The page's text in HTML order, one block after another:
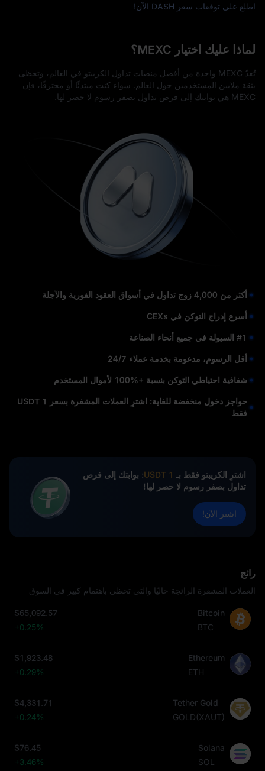
اطلع على توقعات سعر DASH الآن!
لماذا عليك اختيار MEXC؟
تُعدّ MEXC واحدة من أفضل منصات تداول الكريبتو في العالم، وتحظى
بثقة ملايين المستخدمين حول العالم. سواء كنت مبتدئًا أو محترفًا، فإن
MEXC هي بوابتك إلى فرص تداول بصفر رسوم لا حصر لها.
أكثر من 4,000 زوج تداول في أسواق العقود الفورية والآجلة
أسرع إدراج التوكن في CEXs
#1 السيولة في جميع أنحاء الصناعة
أقل الرسوم، مدعومة بخدمة عملاء 24/7
شفافية احتياطي التوكن بنسبة +%100 لأموال المستخدم
حواجز دخول منخفضة للغاية: اشترِ العملات المشفرة بسعر 1 USDT
فقط
اشترِ الكريبتو فقط بـ 1 USDT
: بوابتك إلى فرص
تداول بصفر رسوم لا حصر لها!
اشتر الآن!
رائج
العملات المشفرة الرائجة حاليًا والتي تحظى باهتمام كبير في السوق
Bitcoin
BTC
$65,092.57
+0.25%
Ethereum
ETH
$1,923.48
+0.29%
Tether Gold
GOLD(XAUT)
$4,331.71
+0.24%
Solana
SOL
$76.45
+3.46%